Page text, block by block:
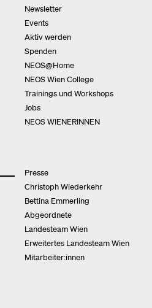
Newsletter
Events
Aktiv werden
Spenden
NEOS@Home
NEOS Wien College
Trainings und Workshops
Jobs
NEOS WIENERINNEN
Presse
Christoph Wiederkehr
Bettina Emmerling
Abgeordnete
Landesteam Wien
Erweitertes Landesteam Wien
Mitarbeiter:innen